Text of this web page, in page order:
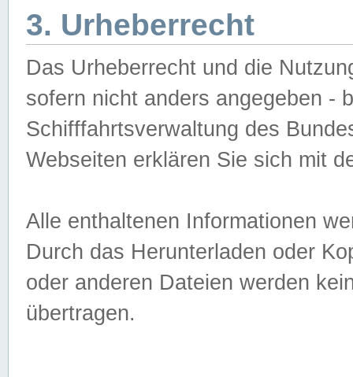
3. Urheberrecht
Das Urheberrecht und die
sofern nicht anders angegeben -
Schifffahrtsverwaltung des
Webseiten erklären Sie sich mit
Alle enthaltenen Informationen
Durch das Herunterladen oder
oder anderen Dateien werden
übertragen.